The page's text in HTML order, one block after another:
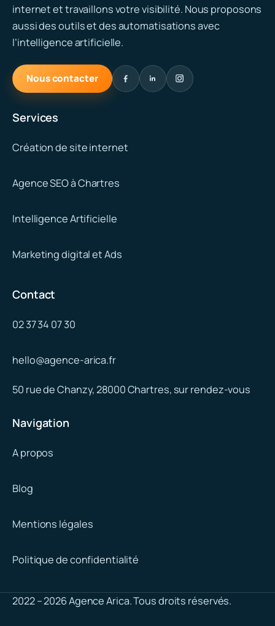
internet et travaillons votre visibilité. Nous proposons
aussi des outils et des automatisations avec
l’intelligence artificielle.
Nous contacter
Services
Création de site internet
Agence SEO à Chartres
Intelligence Artificielle
Marketing digital et Ads
Contact
02 37 34 07 30
hello@agence-arica.fr
50 rue de Chanzy, 28000 Chartres, sur rendez-vous
Navigation
A propos
Blog
Mentions légales
Politique de confidentialité
2022 – 2026 Agence Arica. Tous droits réservés.